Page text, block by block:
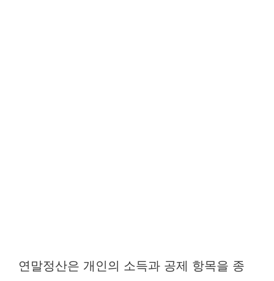
연말정산은 개인의 소득과 공제 항목을 종